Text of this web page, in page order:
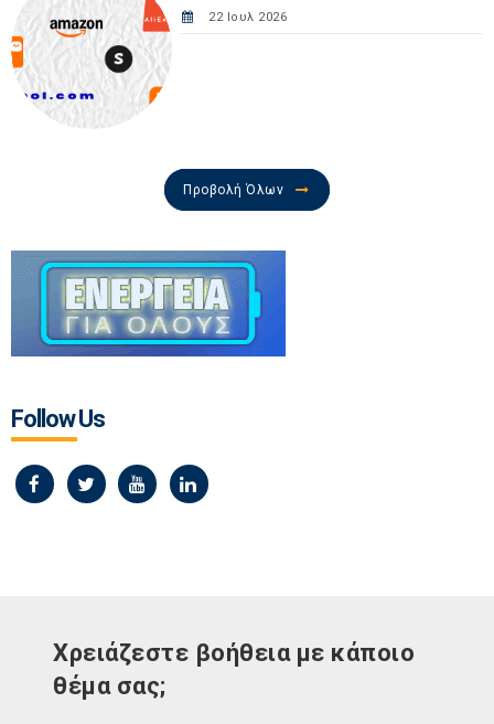
22 Ιουλ 2026
Προβολή Όλων
Follow Us
Χρειάζεστε βοήθεια με κάποιο
θέμα σας;